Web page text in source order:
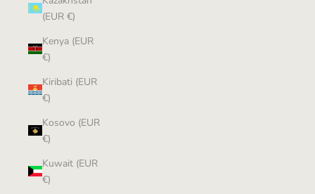
(EUR €)
Kenya (EUR
€)
Kiribati (EUR
€)
Kosovo (EUR
€)
Kuwait (EUR
€)